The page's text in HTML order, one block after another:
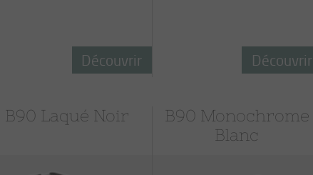
Découvrir Découvrir
B90 Laqué Noir
B90 Monochrome
Blanc